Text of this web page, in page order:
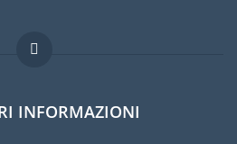
per expat
per expat
INFORMAZIONI